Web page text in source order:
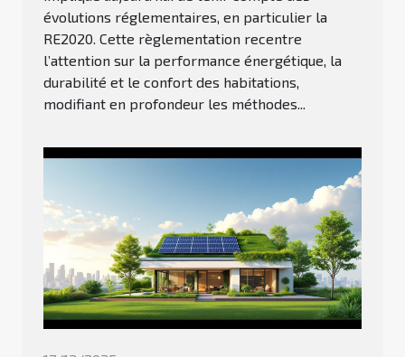
évolutions réglementaires, en particulier la
RE2020. Cette règlementation recentre
l’attention sur la performance énergétique, la
durabilité et le confort des habitations,
modifiant en profondeur les méthodes...